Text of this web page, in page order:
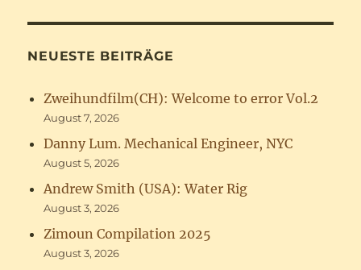
NEUESTE BEITRÄGE
Zweihundfilm(CH): Welcome to error Vol.2
August 7, 2026
Danny Lum. Mechanical Engineer, NYC
August 5, 2026
Andrew Smith (USA): Water Rig
August 3, 2026
Zimoun Compilation 2025
August 3, 2026